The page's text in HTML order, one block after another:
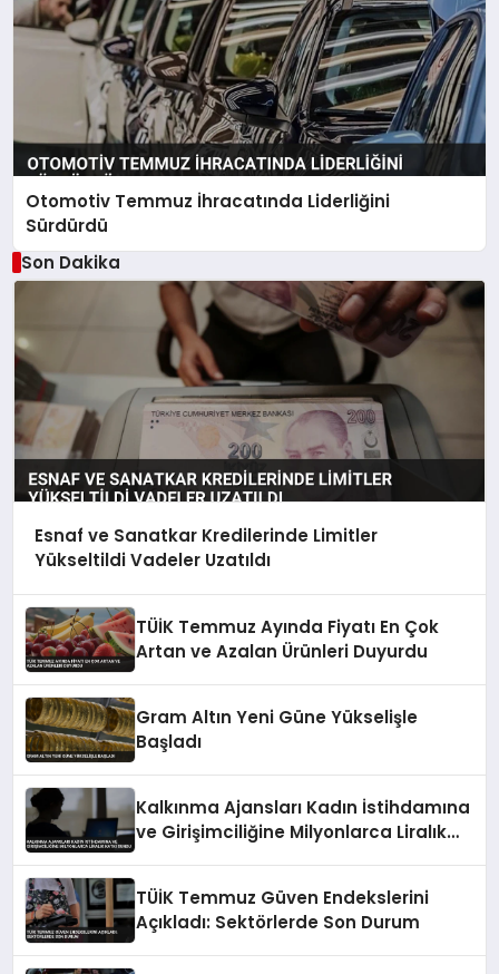
Otomotiv Temmuz İhracatında Liderliğini
Sürdürdü
Son Dakika
Esnaf ve Sanatkar Kredilerinde Limitler
Yükseltildi Vadeler Uzatıldı
TÜİK Temmuz Ayında Fiyatı En Çok
Artan ve Azalan Ürünleri Duyurdu
Gram Altın Yeni Güne Yükselişle
Başladı
Kalkınma Ajansları Kadın İstihdamına
ve Girişimciliğine Milyonlarca Liralık
TÜİK Temmuz Güven Endekslerini
Açıkladı: Sektörlerde Son Durum